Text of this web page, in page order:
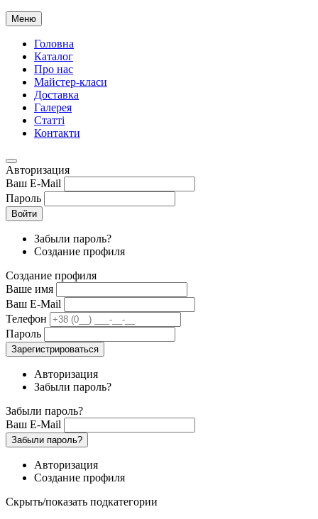
Меню
Головна
Каталог
Про нас
Майстер-класи
Доставка
Галерея
Статтi
Контакти
Авторизация
Ваш E-Mail
Пароль
Войти
Забыли пароль?
Создание профиля
Создание профиля
Ваше имя
Ваш E-Mail
Телефон
Пароль
Зарегистрироваться
Авторизация
Забыли пароль?
Забыли пароль?
Ваш E-Mail
Забыли пароль?
Авторизация
Создание профиля
Скрыть/показать подкатегории